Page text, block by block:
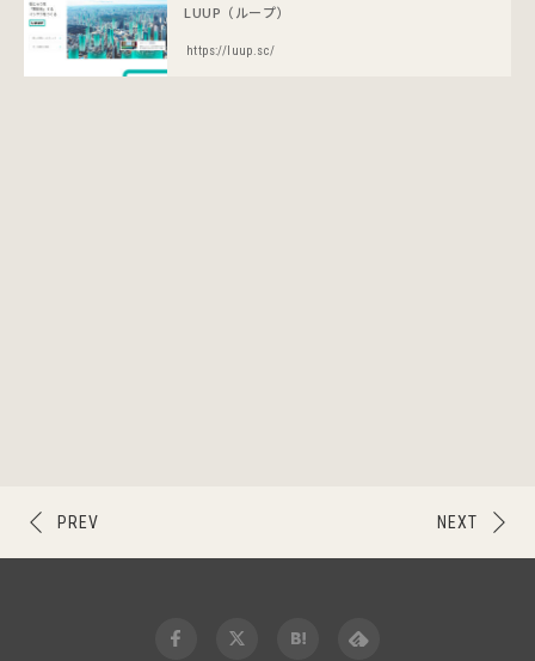
LUUP（ループ）
https://luup.sc/
NEXT
PREV